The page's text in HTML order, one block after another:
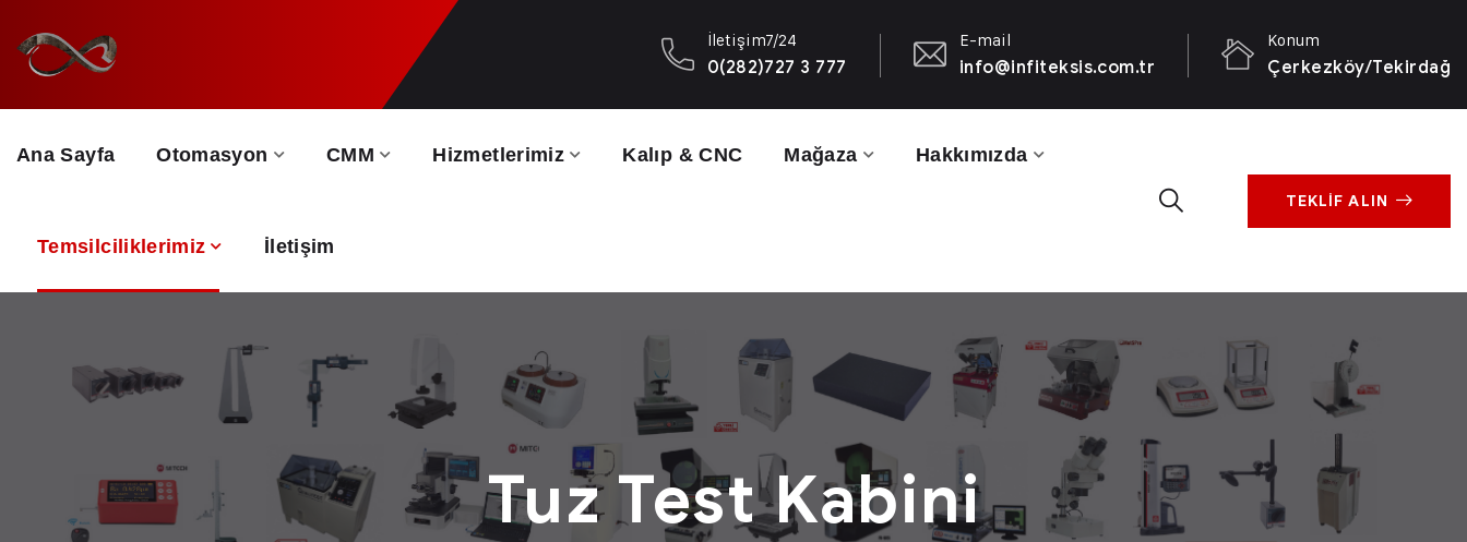
İletişim7/24
0(282)727 3 777
E-mail
info@infiteksis.com.tr
Konum
Çerkezköy/Tekirdağ
Ana Sayfa Otomasyon CMM Hizmetlerimiz Kalıp & CNC Mağaza Hakkımızda
Temsilciliklerimiz İletişim
TEKLİF ALIN
Tuz Test Kabini